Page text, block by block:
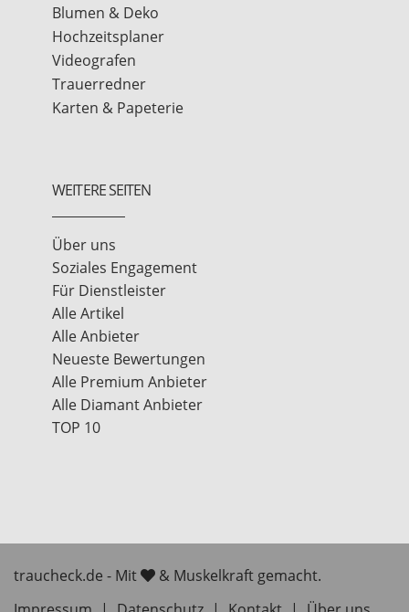
Blumen & Deko
Hochzeitsplaner
Videografen
Trauerredner
Karten & Papeterie
WEITERE SEITEN
Über uns
Soziales Engagement
Für Dienstleister
Alle Artikel
Alle Anbieter
Neueste Bewertungen
Alle Premium Anbieter
Alle Diamant Anbieter
TOP 10
traucheck.de - Mit
& Muskelkraft gemacht.